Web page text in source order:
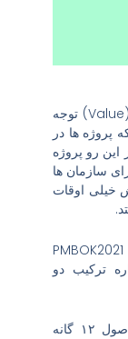
در PMBOK2021، به موضوع ارزش (Value) توجه
ها در
رو پروژه
سازمان ها
خیلی اوقات
وقتی در خصوص کتاب راهنمای PMBOK2021
ترکیب دو
استاندارد مدیریت پروژه: بر اصول ۱۲ گانه